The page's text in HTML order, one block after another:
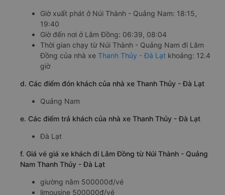
c. Lộ trình, giờ khởi hành và giờ kết thúc của xe khách
Thanh Thủy - Đà Lạt
Giờ xuất phát ở Núi Thành - Quảng Nam: 18:15,
19:40
Giờ đến nơi ở Lâm Đồng: 06:39, 08:04
Thời gian chạy từ Núi Thành - Quảng Nam đi Lâm
giờ
d. Các điểm đón khách của nhà xe Thanh Thủy - Đà Lạt
Quảng Nam
e. Các điểm trả khách của nhà xe Thanh Thủy - Đà Lạt
f. Giá vé giá xe khách đi Lâm Đồng từ Núi Thành - Quảng